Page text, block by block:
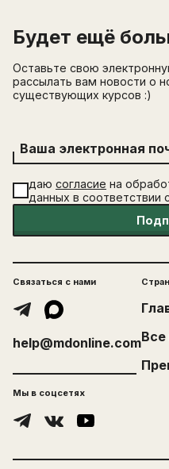
Будет ещё
Оставьте свою
рассылать вам новости о
существующих курсов :)
Ваша электронная
даю согласие на
данных в соответствии
Связаться с нами
help@mdonline.comВсе
Мы в соцсетях